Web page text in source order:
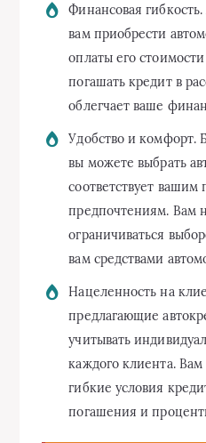
Финансовая
вам приобрести
оплаты его
погашать кредит в
облегчает ваше
Удобство и комфорт.
вы можете выбрать
соответствует вашим
предпочтениям. Вам
ограничиваться
вам средствами
Нацеленность на
предлагающие
учитывать
каждого клиента. Вам
гибкие условия
погашения и